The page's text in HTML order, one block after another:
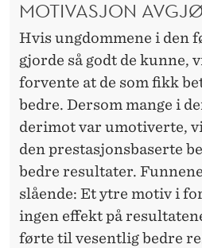
MOTIVASJON
Hvis ungdommene i den
gjorde så godt de kunne,
forvente at de som fikk
bedre. Dersom mange i
derimot var umotiverte,
den prestasjonsbaserte
bedre resultater.
slående: Et ytre motiv i
ingen effekt på
førte til vesentlig bedre